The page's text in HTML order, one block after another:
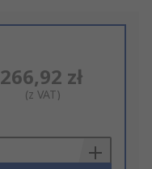
266,92 zł
(z VAT)